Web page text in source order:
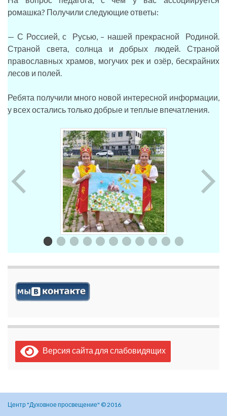
ромашка? Получили следующие ответы:
— С Россией, с Русью, – нашей прекрасной Родиной.
Страной света, солнца и добрых людей. Страной
православных храмов, могучих рек и озёр, бескрайних
лесов и полей.
Ребята получили много новой интересной информации,
у всех остались только добрые и теплые впечатления.
Версия сайта для слабовидящих
Центр "Духовное просвещение" © 2016